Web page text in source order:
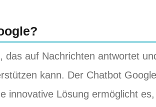
das auf Nachrichten antwortet
kann. Der Chatbot
innovative Lösung ermöglicht